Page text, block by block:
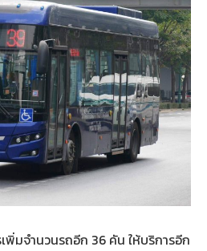
พิ่มจำนวนรถอีก 36 คัน ให้บริการอีก